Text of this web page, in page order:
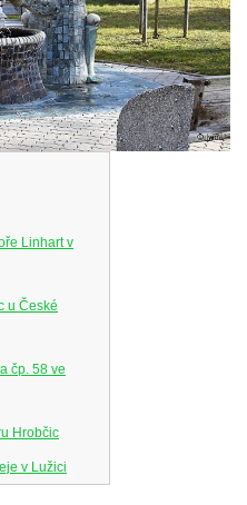
Linhart v
u České
čp. 58 ve
Hrobčic
v Lužici